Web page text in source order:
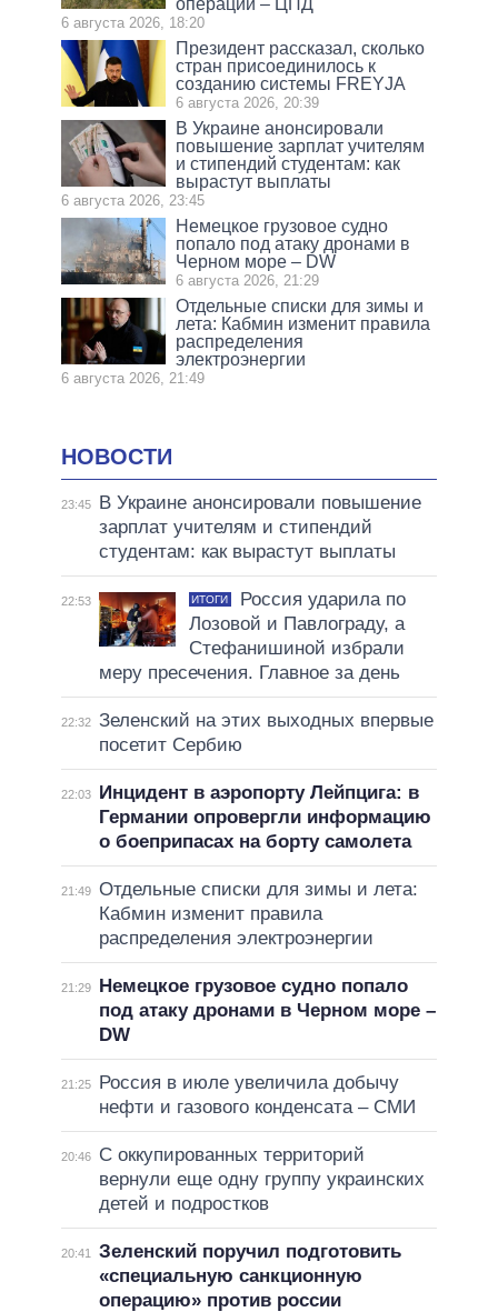
операции – ЦПД
6 августа 2026, 18:20
Президент рассказал, сколько
стран присоединилось к
созданию системы FREYJA
6 августа 2026, 20:39
В Украине анонсировали
повышение зарплат учителям
и стипендий студентам: как
вырастут выплаты
6 августа 2026, 23:45
Немецкое грузовое судно
попало под атаку дронами в
Черном море – DW
6 августа 2026, 21:29
Отдельные списки для зимы и
лета: Кабмин изменит правила
распределения
электроэнергии
6 августа 2026, 21:49
НОВОСТИ
23:45
В Украине анонсировали повышение
зарплат учителям и стипендий
студентам: как вырастут выплаты
22:53 ИТОГИ
Россия ударила по
Лозовой и Павлограду, а
Стефанишиной избрали
меру пресечения. Главное за день
22:32 Зеленский на этих выходных впервые
посетит Сербию
22:03
Инцидент в аэропорту Лейпцига: в
Германии опровергли информацию
о боеприпасах на борту самолета
21:49 Отдельные списки для зимы и лета:
Кабмин изменит правила
распределения электроэнергии
21:29
Немецкое грузовое судно попало
под атаку дронами в Черном море –
DW
21:25
Россия в июле увеличила добычу
нефти и газового конденсата – СМИ
20:46
С оккупированных территорий
вернули еще одну группу украинских
детей и подростков
20:41
Зеленский поручил подготовить
«специальную санкционную
операцию» против россии